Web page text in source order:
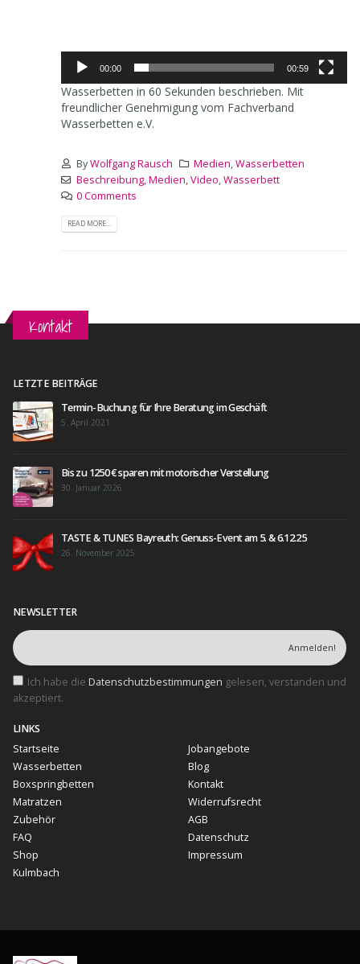
00:00 00:59
Wasserbetten in 60 Sekunden beschrieben. Mit
freundlicher Genehmigung vom Fachverband
Wasserbetten e.V.
ByWolfgang Rausch Medien,Wasserbetten
Beschreibung,Medien,Video,Wasserbett
0 Comments
READ MORE...
Kontakt
LETZTE BEITRÄGE
Termin-Buchung für Ihre Beratung im Geschäft
5. April 2021
Bis zu 1250 € sparen mit motorischer Verstellung
30. Januar 2026
TASTE & TUNES Bayreuth: Genuss-Event am 5. & 6.12.25
26. November 2025
NEWSLETTER
Ich habe die Datenschutzbestimmungen gelesen, verstanden und
akzeptiert.
LINKS
Startseite
Wasserbetten
Boxspringbetten
Matratzen
Zubehör
FAQ
Shop
Kulmbach
Jobangebote
Blog
Kontakt
Widerrufsrecht
AGB
Datenschutz
Impressum